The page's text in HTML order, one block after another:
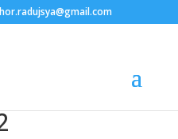
hor.radujsya@gmail.com